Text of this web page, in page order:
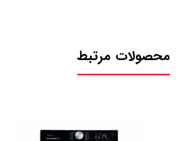
محصولات مرتبط